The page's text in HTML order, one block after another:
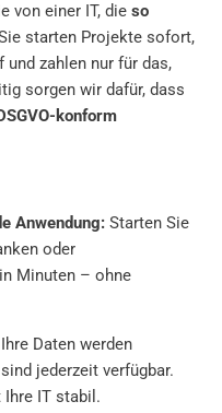
von einer IT, dieso
starten Projekte sofort,
und zahlen nur für das,
sorgen wir dafür, dass
konform
Anwendung: Starten Sie
oder
Minuten – ohne
Ihre Daten werden
jederzeit verfügbar.
IT stabil.